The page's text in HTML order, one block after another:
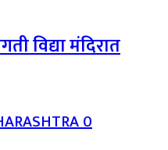
विद्या मंदिरात
0